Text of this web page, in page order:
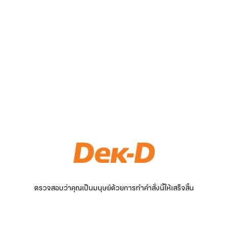
ตรวจสอบว่าคุณเป็นมนุษย์ด้วยการทำคำสั่งนี้ให้เสร็จสิ้น